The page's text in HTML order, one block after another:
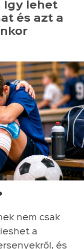
Így lehet
és azt a
nem csak
a
és